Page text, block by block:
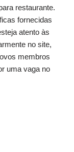
restaurante.
fornecidas
atento às
no site,
membros
uma vaga no